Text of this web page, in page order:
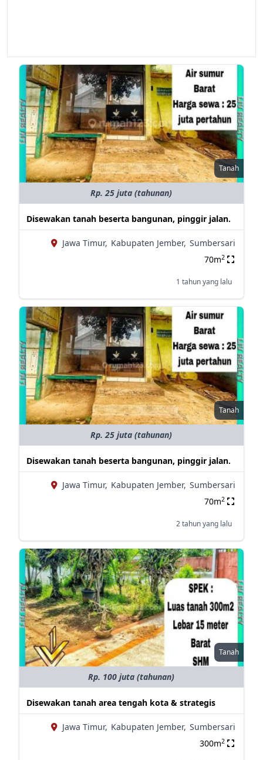
Tanah
Rp. 25 juta (tahunan)
Disewakan tanah beserta bangunan, pinggir jalan.
Jawa Timur, Kabupaten Jember, Sumbersari
70m2
1 tahun yang lalu
Tanah
Rp. 25 juta (tahunan)
Disewakan tanah beserta bangunan, pinggir jalan.
Jawa Timur, Kabupaten Jember, Sumbersari
70m2
2 tahun yang lalu
Tanah
Rp. 100 juta (tahunan)
Disewakan tanah area tengah kota & strategis
Jawa Timur, Kabupaten Jember, Sumbersari
300m2